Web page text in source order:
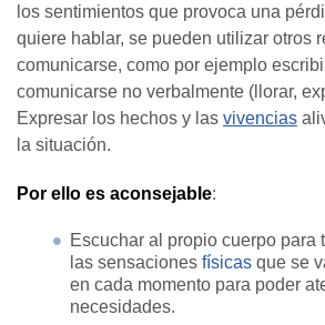
los sentimientos que provoca una
quiere hablar, se pueden utilizar otros
comunicarse, como por ejemplo
comunicarse no verbalmente (llorar,
Expresar los hechos y las vivencias
la situación.
Por ello es aconsejable:
Escuchar al propio cuerpo para
las sensaciones físicas que se
en cada momento para poder
necesidades.